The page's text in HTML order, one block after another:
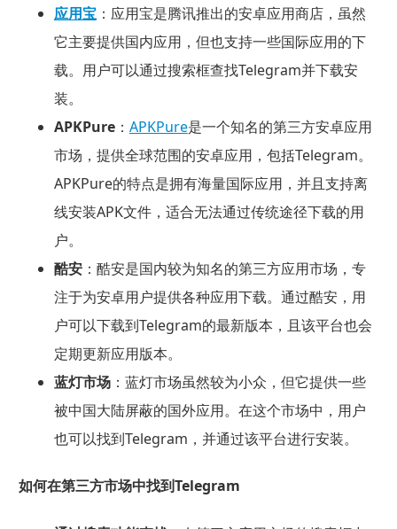
应用宝：应用宝是腾讯推出的安卓应用商店，虽然
它主要提供国内应用，但也支持一些国际应用的下
载。用户可以通过搜索框查找Telegram并下载安
装。
APKPure： APKPure是一个知名的第三方安卓应用
市场，提供全球范围的安卓应用，包括Telegram。
APKPure的特点是拥有海量国际应用，并且支持离
线安装APK文件，适合无法通过传统途径下载的用
户。
酷安：酷安是国内较为知名的第三方应用市场，专
注于为安卓用户提供各种应用下载。通过酷安，用
户可以下载到Telegram的最新版本，且该平台也会
定期更新应用版本。
蓝灯市场：蓝灯市场虽然较为小众，但它提供一些
被中国大陆屏蔽的国外应用。在这个市场中，用户
也可以找到Telegram，并通过该平台进行安装。
如何在第三方市场中找到Telegram